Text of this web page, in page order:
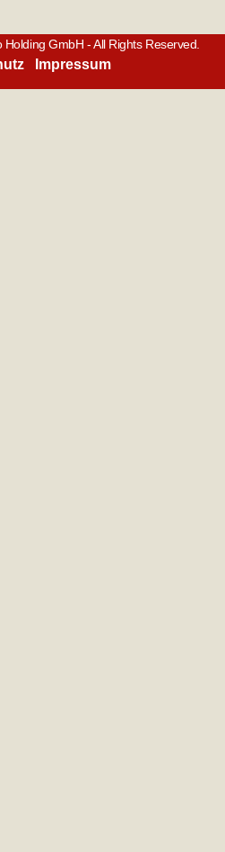
GmbH - All Rights Reserved.
Impressum